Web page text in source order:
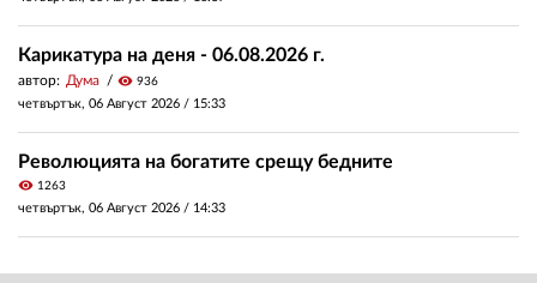
Карикатура на деня - 06.08.2026 г.
автор: Дума visibility 936
четвъртък, 06 Август 2026 / 15:33
Революцията на богатите срещу бедните
visibility 1263
четвъртък, 06 Август 2026 / 14:33